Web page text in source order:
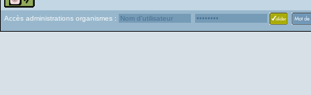
Accès administrations organismes :